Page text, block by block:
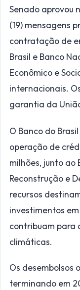
Senado aprovou
(19) mensagens
contratação de
Brasil e Banco
Econômico e
internacionais.
garantia da
O Banco do
operação de
milhões, junto
Reconstrução e
recursos
investimentos
contribuam para
climáticas.
Os desembolsos
terminando em